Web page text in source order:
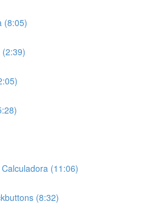
(8:05)
(2:39)
(11:06)
(8:32)